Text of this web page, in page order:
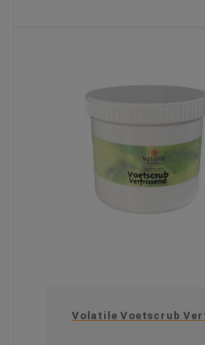
Volatile Voetscrub